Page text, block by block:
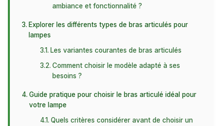
ambiance et fonctionnalité ?
Explorer les différents types de bras articulés pour
lampes
Les variantes courantes de bras articulés
Comment choisir le modèle adapté à ses
besoins ?
Guide pratique pour choisir le bras articulé idéal pour
votre lampe
Quels critères considérer avant de choisir un